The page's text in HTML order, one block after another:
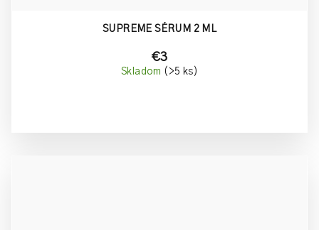
SUPREME SÉRUM 2 ML
€3
Skladom (>5 ks)